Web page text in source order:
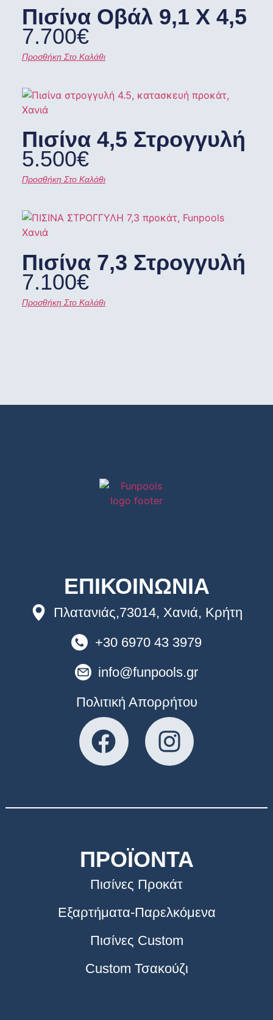
Πισίνα Οβάλ 9,1 X 4,5
7.700€
Προσθήκη Στο Καλάθι
Πισίνα 4,5 Στρογγυλή
5.500€
Προσθήκη Στο Καλάθι
Πισίνα 7,3 Στρογγυλή
7.100€
Προσθήκη Στο Καλάθι
ΕΠΙΚΟΙΝΩΝΙΑ
Πλατανιάς,73014, Χανιά, Κρήτη
+30 6970 43 3979
info@funpools.gr
Πολιτική Απορρήτου
ΠΡΟΪΟΝΤΑ
Πισίνες Προκάτ
Εξαρτήματα-Παρελκόμενα
Πισίνες Custom
Custom Τσακούζι